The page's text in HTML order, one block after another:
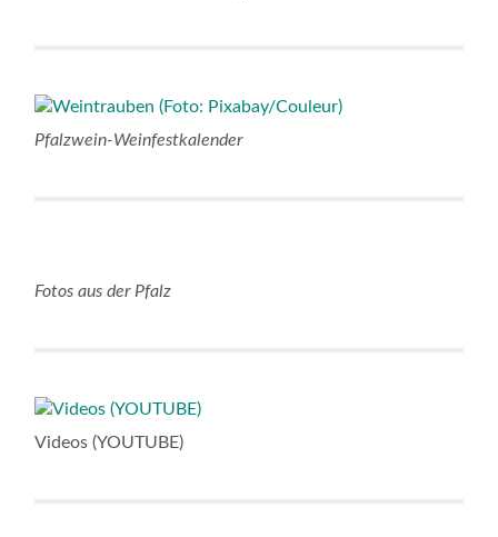
Pfalzwein-Weinfestkalender
Fotos aus der Pfalz
Videos (YOUTUBE)